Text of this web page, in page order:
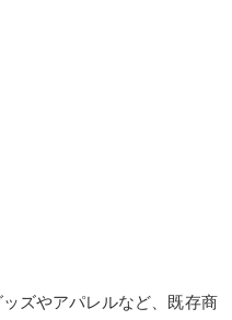
ズやアパレルなど、既存商